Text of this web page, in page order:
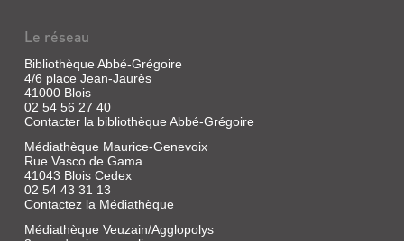
Marchant,
Sylvie
Direction
régionale
des
Affaires
culturelles,
2010
(Patrimoine
restauré
en
CENTRE
SUR
LES
PAS
ÉCRIVAIN...
Livre
|
Craissati,
Marie-
Le réseau
Bibliothèque Abbé-Grégoire
4/6 place Jean-Jaurès
41000 Blois
02 54 56 27 40
Contacter la bibliothèque Abbé-Grégoire
Médiathèque Maurice-Genevoix
Rue Vasco de Gama
41043 Blois Cedex
02 54 43 31 13
Contactez la Médiathèque
Médiathèque Veuzain/Agglopolys